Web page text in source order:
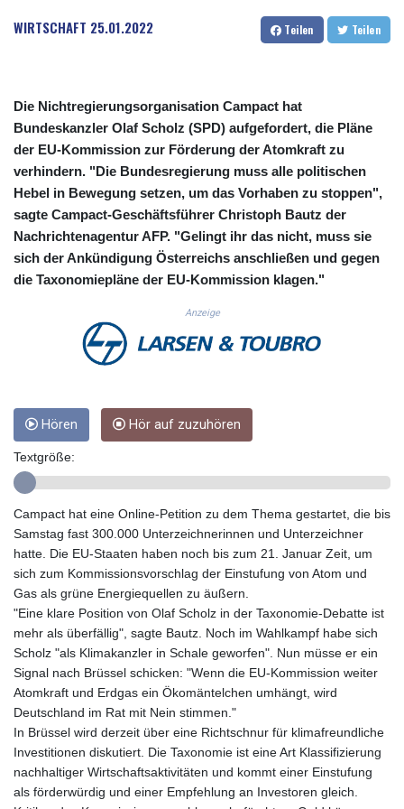
CUP 30.620962
DKK 7.475778
DOP 67.445728
DZD 153.610645
EGP 57.528581
ERN 17.33262
ETB 186.48005
FJD 2.554253
FKP 0.858821
GEL 3.021621
GGP 0.858821
GIP 0.858821
GTQ 8.815354
GYD 241.718112
HRK 7.535417
HTG 151.068808
HUF 362.95604
IDR 20561.109276
ILS 3.46635
IMP 0.858821
INR 109.970331
IQD 1513.494564
IRR
1588650.168343
ISK 142.60075
JEP 0.858821
JMD 183.483652
JOD 0.81929
JPY 182.481304
KES 149.476942
KGS 101.049317
WIRTSCHAFT 25.01.2022 Teilen Teilen
Die Nichtregierungsorganisation Campact hat
Bundeskanzler Olaf Scholz (SPD) aufgefordert, die Pläne
der EU-Kommission zur Förderung der Atomkraft zu
verhindern. "Die Bundesregierung muss alle politischen
Hebel in Bewegung setzen, um das Vorhaben zu stoppen",
sagte Campact-Geschäftsführer Christoph Bautz der
Nachrichtenagentur AFP. "Gelingt ihr das nicht, muss sie
sich der Ankündigung Österreichs anschließen und gegen
die Taxonomiepläne der EU-Kommission klagen."
Anzeige
Hören Hör auf zuzuhören
Textgröße:
Campact hat eine Online-Petition zu dem Thema gestartet, die bis
Samstag fast 300.000 Unterzeichnerinnen und Unterzeichner
hatte. Die EU-Staaten haben noch bis zum 21. Januar Zeit, um
sich zum Kommissionsvorschlag der Einstufung von Atom und
Gas als grüne Energiequellen zu äußern.
"Eine klare Position von Olaf Scholz in der Taxonomie-Debatte ist
mehr als überfällig", sagte Bautz. Noch im Wahlkampf habe sich
Scholz "als Klimakanzler in Schale geworfen". Nun müsse er ein
Signal nach Brüssel schicken: "Wenn die EU-Kommission weiter
Atomkraft und Erdgas ein Ökomäntelchen umhängt, wird
Deutschland im Rat mit Nein stimmen."
In Brüssel wird derzeit über eine Richtschnur für klimafreundliche
Investitionen diskutiert. Die Taxonomie ist eine Art Klassifizierung
nachhaltiger Wirtschaftsaktivitäten und kommt einer Einstufung
als förderwürdig und einer Empfehlung an Investoren gleich.